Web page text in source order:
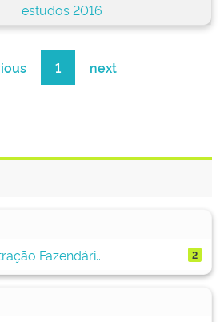
estudos 2016
1 next
Fazendári...
2